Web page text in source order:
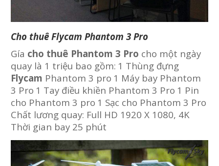
Cho thuê Flycam Phantom 3 Pro
Gía cho thuê Phantom 3 Pro cho một ngày
quay là 1 triệu bao gồm: 1 Thùng đựng
Flycam Phantom 3 pro 1 Máy bay Phantom
3 Pro 1 Tay điều khiền Phantom 3 Pro 1 Pin
cho Phantom 3 pro 1 Sạc cho Phantom 3 Pro
Chất lương quay: Full HD 1920 X 1080, 4K
Thời gian bay 25 phút